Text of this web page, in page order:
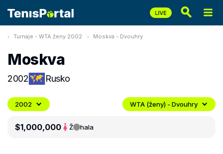
Turnaje - WTA ženy 2002 Moskva - Dvouhry
Moskva
2002 Rusko
2002 WTA (ženy) - Dvouhry
$1,000,000 Ž hala